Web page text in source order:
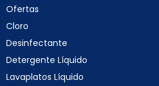
Ofertas
Cloro
Desinfectante
Detergente Líquido
Lavaplatos Líquido